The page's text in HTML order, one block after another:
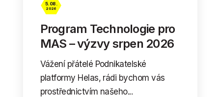
5. 08.
2026
Program Technologie pro
MAS – výzvy srpen 2026
Vážení přátelé Podnikatelské
platformy Helas, rádi bychom vás
prostřednictvím našeho...